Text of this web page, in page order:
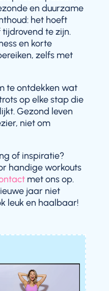
en duurzame
het hoeft
te zijn.
en korte
zelfs met
te ontdekken wat
op elke stap die
Gezond leven
niet om
of inspiratie?
handige workouts
met ons op.
jaar niet
leuk en haalbaar!